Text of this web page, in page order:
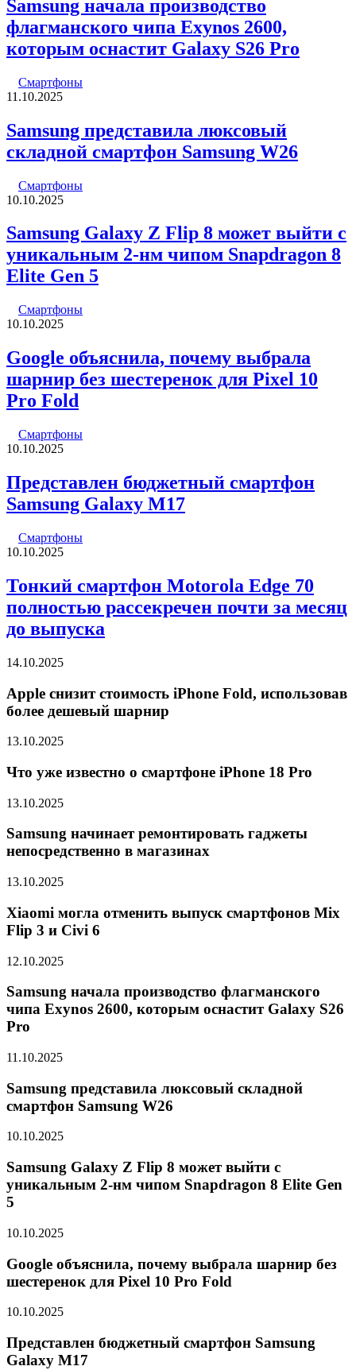
Samsung начала производство
флагманского чипа Exynos 2600,
которым оснастит Galaxy S26 Pro
Смартфоны
11.10.2025
Samsung представила люксовый
складной смартфон Samsung W26
Смартфоны
10.10.2025
Samsung Galaxy Z Flip 8 может выйти с
уникальным 2-нм чипом Snapdragon 8
Elite Gen 5
Смартфоны
10.10.2025
Google объяснила, почему выбрала
шарнир без шестеренок для Pixel 10
Pro Fold
Смартфоны
10.10.2025
Представлен бюджетный смартфон
Samsung Galaxy M17
Смартфоны
10.10.2025
Тонкий смартфон Motorola Edge 70
полностью рассекречен почти за месяц
до выпуска
14.10.2025
Apple снизит стоимость iPhone Fold, использовав
более дешевый шарнир
13.10.2025
Что уже известно о смартфоне iPhone 18 Pro
13.10.2025
Samsung начинает ремонтировать гаджеты
непосредственно в магазинах
13.10.2025
Xiaomi могла отменить выпуск смартфонов Mix
Flip 3 и Civi 6
12.10.2025
Samsung начала производство флагманского
чипа Exynos 2600, которым оснастит Galaxy S26
Pro
11.10.2025
Samsung представила люксовый складной
смартфон Samsung W26
10.10.2025
Samsung Galaxy Z Flip 8 может выйти с
уникальным 2-нм чипом Snapdragon 8 Elite Gen
5
10.10.2025
Google объяснила, почему выбрала шарнир без
шестеренок для Pixel 10 Pro Fold
10.10.2025
Представлен бюджетный смартфон Samsung
Galaxy M17